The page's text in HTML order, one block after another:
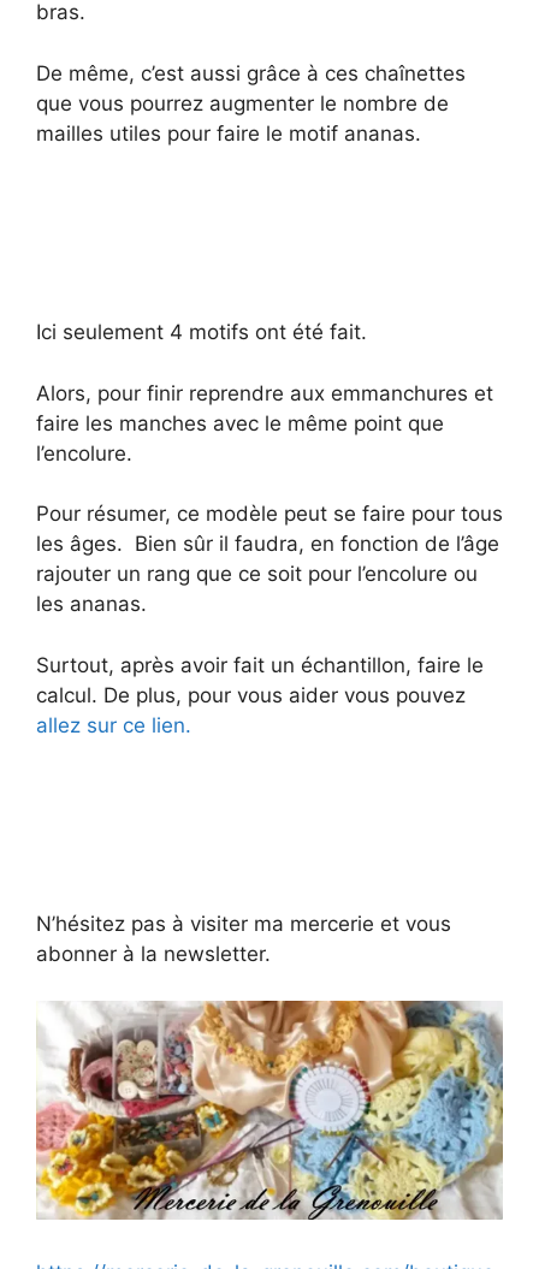
bras.
De même, c’est aussi grâce à ces chaînettes
que vous pourrez augmenter le nombre de
mailles utiles pour faire le motif ananas.
Ici seulement 4 motifs ont été fait.
Alors, pour finir reprendre aux emmanchures et
faire les manches avec le même point que
l’encolure.
Pour résumer, ce modèle peut se faire pour tous
les âges. Bien sûr il faudra, en fonction de l’âge
rajouter un rang que ce soit pour l’encolure ou
les ananas.
Surtout, après avoir fait un échantillon, faire le
calcul. De plus, pour vous aider vous pouvez
allez sur ce lien.
N’hésitez pas à visiter ma mercerie et vous
abonner à la newsletter.